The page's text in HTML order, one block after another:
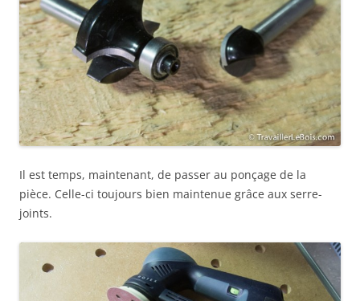
Il est temps, maintenant, de passer au ponçage de la
pièce. Celle-ci toujours bien maintenue grâce aux serre-
joints.